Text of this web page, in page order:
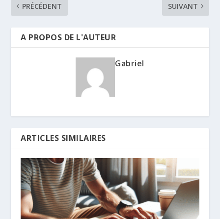
PRÉCÉDENT
SUIVANT
A PROPOS DE L'AUTEUR
Gabriel
ARTICLES SIMILAIRES